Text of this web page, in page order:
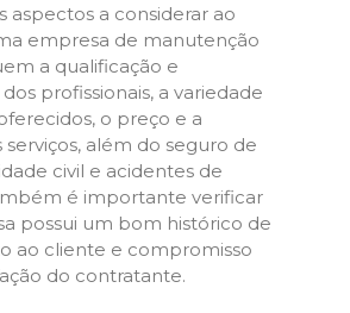
aspectos a considerar ao
empresa de manutenção
a qualificação e
profissionais, a variedade
o preço e a
serviços, além do seguro de
civil e acidentes de
é importante verificar
possui um bom histórico de
ao cliente e compromisso
do contratante.